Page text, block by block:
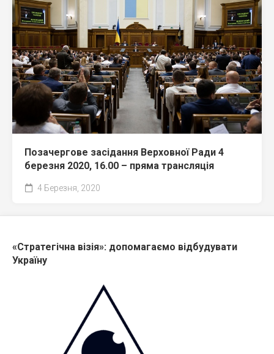
Позачергове засідання Верховної Ради 4
березня 2020, 16.00 – пряма трансляція
4 Березня, 2020
«Стратегічна візія»: допомагаємо відбудувати
Україну